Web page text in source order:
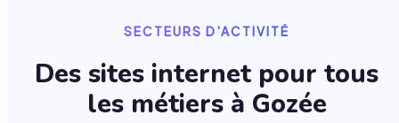
SECTEURS D'ACTIVITÉ
Des sites internet pour tous
les métiers à Gozée